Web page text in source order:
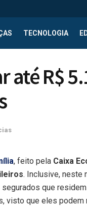
TECNOLOGIA
até R$
, feito pela Caixa
. Inclusive, neste
que
visto que eles podem